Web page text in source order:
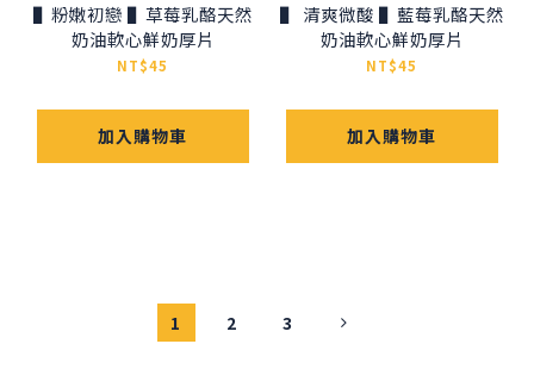
▌粉嫩初戀 ▌草莓乳酪天然
奶油軟心鮮奶厚片
NT$45
加入購物車
▌ 清爽微酸 ▌藍莓乳酪天然
奶油軟心鮮奶厚片
NT$45
加入購物車
1 2 3